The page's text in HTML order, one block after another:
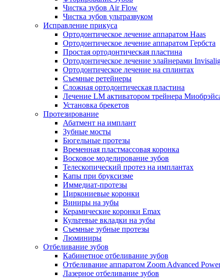
Чистка зубов Air Flow
Чистка зубов ультразвуком
Исправление прикуса
Ортодонтическое лечение аппаратом Haas
Ортодонтическое лечение аппаратом Гербста
Простая ортодонтическая пластина
Ортодонтическое лечение элайнерами
Ортодонтическое лечение на сплинтах
Съемные ретейнеры
Сложная ортодонтическая пластина
Лечение LM активатором трейнера
Установка брекетов
Протезирование
Абатмент на имплант
Зубные мосты
Бюгельные протезы
Временная пластмассовая коронка
Восковое моделирование зубов
Телескопический протез на имплантах
Капы при бруксизме
Иммедиат-протезы
Циркониевые коронки
Виниры на зубы
Керамические коронки Emax
Культевые вкладки на зубы
Съемные зубные протезы
Люминиры
Отбеливание зубов
Кабинетное отбеливание зубов
Отбеливание аппаратом Zoom Advanced
Лазерное отбеливание зубов